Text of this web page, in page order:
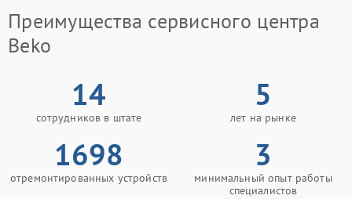
Преимущества сервисного центра
Beko
14
сотрудников в штате
5
лет на рынке
1698
отремонтированных устройств
3
минимальный опыт работы
специалистов